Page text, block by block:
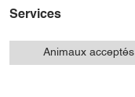
Services
Animaux acceptés